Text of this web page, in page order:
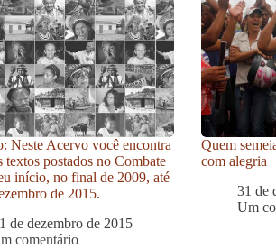
Neste Acervo você encontra
textos postados no Combate
início, no final de 2009, até
de 2015.
de dezembro de 2015
Quem
com alegria
31 de
Um
comentário